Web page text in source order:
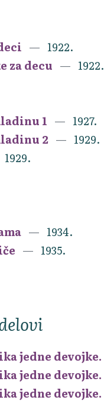
1922.
za decu
1922.
1
1927.
2
1929.
1929.
1934.
1935.
jedne devojke.
jedne
jedne